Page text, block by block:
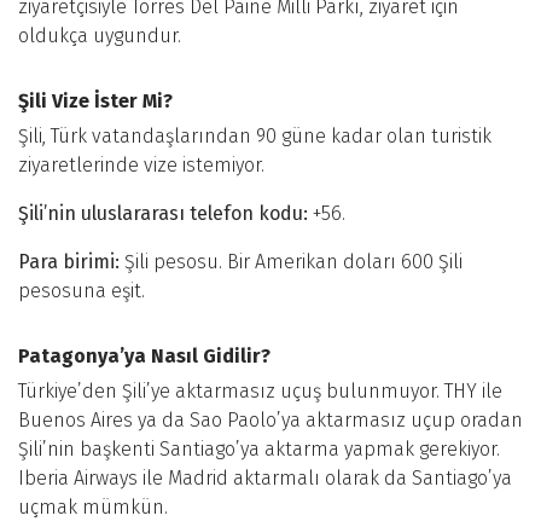
ziyaretçisiyle Torres Del Paine Milli Parkı, ziyaret için
oldukça uygundur.
Şili Vize İster Mi?
Şili, Türk vatandaşlarından 90 güne kadar olan turistik
ziyaretlerinde vize istemiyor.
Şili’nin uluslararası telefon kodu: +56.
Para birimi: Şili pesosu. Bir Amerikan doları 600 Şili
pesosuna eşit.
Patagonya’ya Nasıl Gidilir?
Türkiye’den Şili’ye aktarmasız uçuş bulunmuyor. THY ile
Buenos Aires ya da Sao Paolo’ya aktarmasız uçup oradan
Şili’nin başkenti Santiago’ya aktarma yapmak gerekiyor.
Iberia Airways ile Madrid aktarmalı olarak da Santiago’ya
uçmak mümkün.